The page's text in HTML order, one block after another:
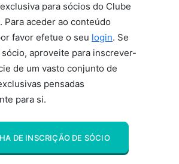
para sócios do Clube
. Para aceder ao conteúdo
favor efetue o seu login. Se
sócio, aproveite para inscrever-
de um vasto conjunto de
pensadas
para si.
DE INSCRIÇÃO DE SÓCIO